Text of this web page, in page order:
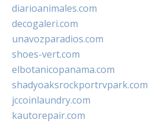
diarioanimales.com
decogaleri.com
unavozparadios.com
shoes-vert.com
elbotanicopanama.com
shadyoaksrockportrvpark.com
jccoinlaundry.com
kautorepair.com